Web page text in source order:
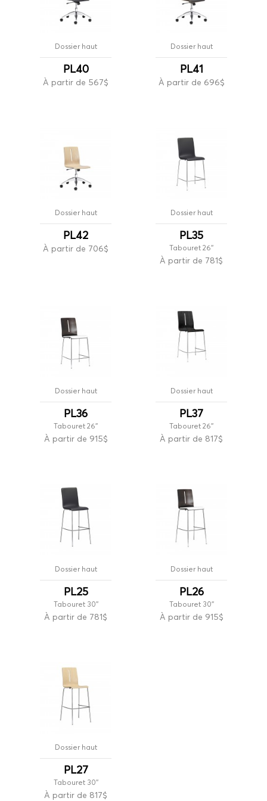
Dossier haut
PL40
À partir de 567$
Dossier haut
PL41
À partir de 696$
Dossier haut
PL42
À partir de 706$
Dossier haut
PL35
Tabouret 26''
À partir de 781$
Dossier haut
PL36
Tabouret 26''
À partir de 915$
Dossier haut
PL37
Tabouret 26''
À partir de 817$
Dossier haut
PL25
Tabouret 30''
À partir de 781$
Dossier haut
PL26
Tabouret 30''
À partir de 915$
Dossier haut
PL27
Tabouret 30''
À partir de 817$